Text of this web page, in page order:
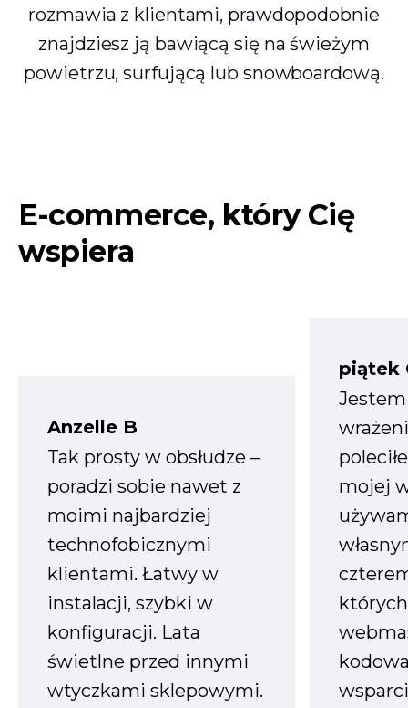
rozmawia z klientami, prawdopodobnie
znajdziesz ją bawiącą się na świeżym
powietrzu, surfującą lub snowboardową.
E-commerce, który Cię
wspiera
Anzelle B
Tak prosty w obsłudze –
poradzi sobie nawet z
moimi najbardziej
technofobicznymi
klientami. Łatwy w
instalacji, szybki w
konfiguracji. Lata
świetlne przed innymi
wtyczkami sklepowymi.
piątek
mojej